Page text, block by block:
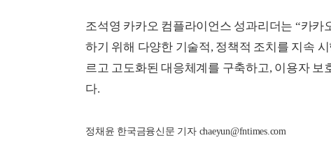
조석영 카카오 컴플라이언스 성과리더는 “카
하기 위해 다양한 기술적, 정책적 조치를 지속
르고 고도화된 대응체계를 구축하고, 이용자
다.
정채윤 한국금융신문 기자 chaeyun@fntimes.com